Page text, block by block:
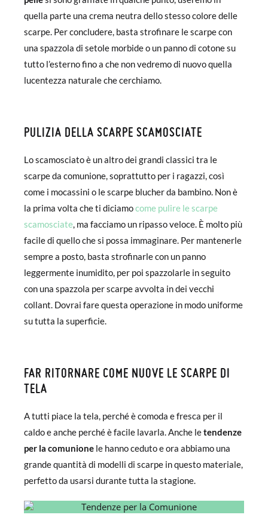
quella parte una crema neutra dello stesso colore delle
scarpe. Per concludere, basta strofinare le scarpe con
una spazzola di setole morbide o un panno di cotone su
tutto l’esterno fino a che non vedremo di nuovo quella
lucentezza naturale che cerchiamo.
PULIZIA DELLA SCARPE SCAMOSCIATE
Lo scamosciato è un altro dei grandi classici tra le
scarpe da comunione, soprattutto per i ragazzi, così
come i mocassini o le scarpe blucher da bambino. Non è
la prima volta che ti diciamocome pulire le scarpe
scamosciate, ma facciamo un ripasso veloce. È molto più
facile di quello che si possa immaginare. Per mantenerle
sempre a posto, basta strofinarle con un panno
leggermente inumidito, per poi spazzolarle in seguito
con una spazzola per scarpe avvolta in dei vecchi
collant. Dovrai fare questa operazione in modo uniforme
su tutta la superficie.
FAR RITORNARE COME NUOVE LE SCARPE DI
TELA
A tutti piace la tela, perché è comoda e fresca per il
caldo e anche perché è facile lavarla. Anche letendenze
per la comunione le hanno ceduto e ora abbiamo una
grande quantità di modelli di scarpe in questo materiale,
perfetto da usarsi durante tutta la stagione.